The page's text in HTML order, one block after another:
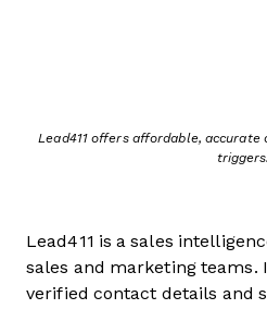
Lead411 offers affordable,
triggers.
Lead411 is a sales
sales and marketing teams.
verified contact details and